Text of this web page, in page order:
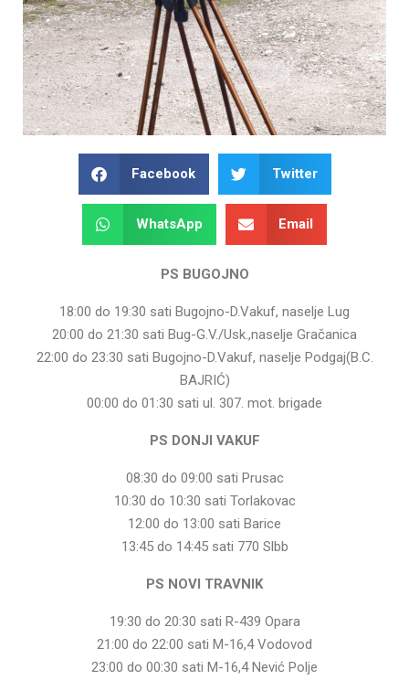
Facebook Twitter
WhatsApp Email
PS BUGOJNO
18:00 do 19:30 sati Bugojno-D.Vakuf, naselje Lug
20:00 do 21:30 sati Bug-G.V./Usk.,naselje Gračanica
22:00 do 23:30 sati Bugojno-D.Vakuf, naselje Podgaj(B.C.
BAJRIĆ)
00:00 do 01:30 sati ul. 307. mot. brigade
PS DONJI VAKUF
08:30 do 09:00 sati Prusac
10:30 do 10:30 sati Torlakovac
12:00 do 13:00 sati Barice
13:45 do 14:45 sati 770 Slbb
PS NOVI TRAVNIK
19:30 do 20:30 sati R-439 Opara
21:00 do 22:00 sati M-16,4 Vodovod
23:00 do 00:30 sati M-16,4 Nević Polje